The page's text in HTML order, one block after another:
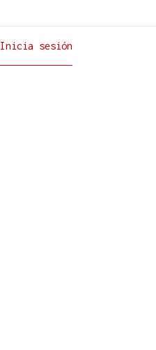
Inicia sesión